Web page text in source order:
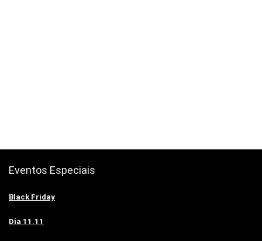
Eventos Especiais
Black Friday
Dia 11.11